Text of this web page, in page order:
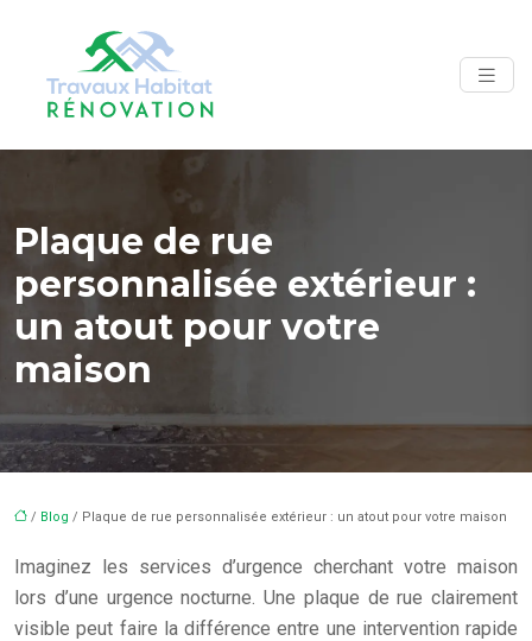
Plaque de rue
personnalisée extérieur :
un atout pour votre
maison
/ Blog / Plaque de rue personnalisée extérieur : un atout pour votre maison
Imaginez les services d’urgence cherchant votre maison
lors d’une urgence nocturne. Une plaque de rue clairement
visible peut faire la différence entre une intervention rapide